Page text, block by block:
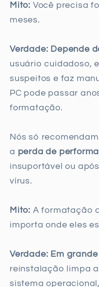
Mito: Você precisa
meses.
Verdade: Depende
usuário cuidadoso,
suspeitos e faz
PC pode passar
formatação.
Nós só
a perda de
insuportável ou
vírus.
Mito: A formatação
importa onde eles
Verdade: Em
reinstalação limpa
sistema